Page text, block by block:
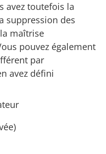
avez toutefois la
suppression des
maîtrise
pouvez également
par
avez défini